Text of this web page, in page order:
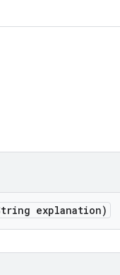
explanation)